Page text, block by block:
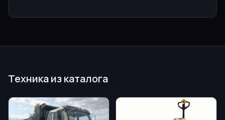
Техника из каталога